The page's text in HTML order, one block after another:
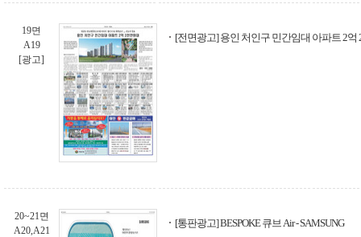
19면
A19
[광고]
[전면광고] 용인 처인구 민간임대 아파트 2억
20~21면
A20,A21
[통판광고] BESPOKE 큐브 Air - SAMSUNG